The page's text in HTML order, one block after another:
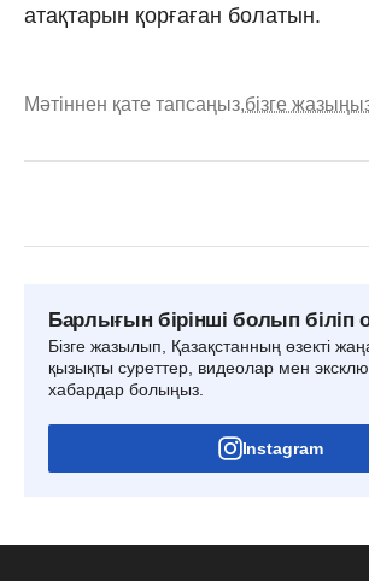
атақтарын қорғаған болатын.
Мәтіннен қате тапсаңыз,бізге
Барлығын бірінші болып
Бізге жазылып, Қазақстанның өзекті
қызықты суреттер, видеолар мен
хабардар болыңыз.
Instagram